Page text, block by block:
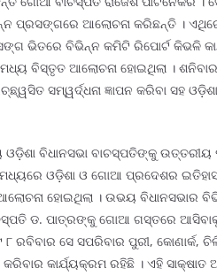
ପ୍ରସଙ୍ଗରେ ଆଲୋଚନା କରିଛନ୍ତି ।
ଭିତରେ ବିଭିନ୍ନ କମିଟି ରିପୋର୍ଟ କିଭଳି
ମଧ୍ୟ ବିସ୍ତୃତ ଆଲୋଚନା ହୋଇଥିଲା ।
ସମ୍ୱର୍ଦ୍ଧନା ଜ୍ଞାପନ କରିବା ସହ
ବିଧାନସଭା ବାଚସ୍ପତିଙ୍କୁ
ଓଡ଼ିଶା ଓ ଗୋଆ ପ୍ରଦେଶର ଇତିହାସ,
ହୋଇଥିଲା । ଉଭୟ ବିଧାନସଭାର
ଡ. ପାତ୍ରଙ୍କୁ ଗୋଆ ଗସ୍ତରେ
ରବିବାର ସେ ସପରିବାର ପୁରୀ, କୋଣାର୍କ,
କାର୍ଯ୍ୟକ୍ରମ ରହିଛି । ଏହି ସାକ୍ଷାତ